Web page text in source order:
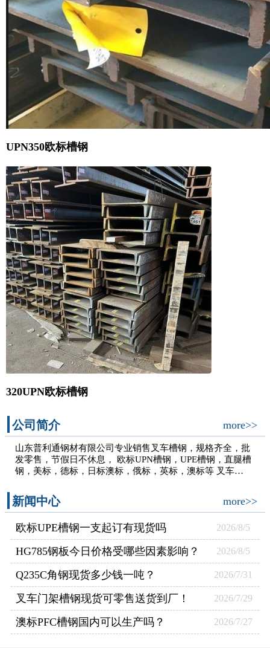
UPN350欧标槽钢
320UPN欧标槽钢
公司简介 more>>
山东普利通钢材有限公司专业销售叉车槽钢，规格齐全，批
发零售，节假日不休息， 欧标UPN槽钢，UPE槽钢，直腿槽
钢，美标，德标，日标澳标，俄标，英标，澳标等 叉车…
新闻中心 more>>
欧标UPE槽钢一支起订有现货吗 2026/8/5
HG785钢板今日价格受哪些因素影响？ 2026/8/5
Q235C角钢现货多少钱一吨？ 2026/7/31
叉车门架槽钢现货可零售送货到厂！ 2026/7/29
澳标PFC槽钢国内可以生产吗？ 2026/7/27